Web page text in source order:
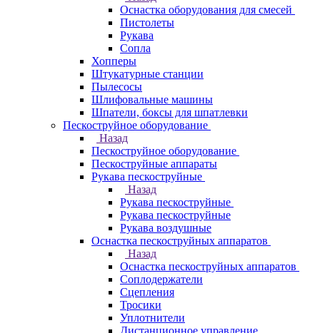
Оснастка оборудования для смесей
Пистолеты
Рукава
Сопла
Хопперы
Штукатурные станции
Пылесосы
Шлифовальные машины
Шпатели, боксы для шпатлевки
Пескоструйное оборудование
Назад
Пескоструйное оборудование
Пескоструйные аппараты
Рукава пескоструйные
Назад
Рукава пескоструйные
Рукава пескоструйные
Рукава воздушные
Оснастка пескоструйных аппаратов
Назад
Оснастка пескоструйных аппаратов
Соплодержатели
Сцепления
Тросики
Уплотнители
Дистанционное управление